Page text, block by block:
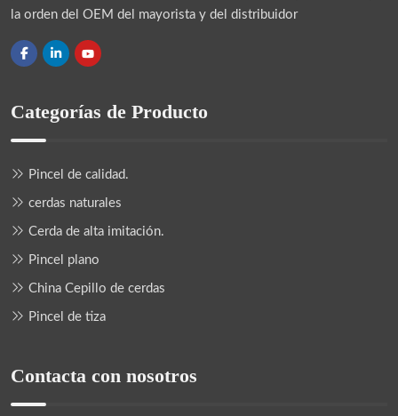
la orden del OEM del mayorista y del distribuidor
Categorías de Producto
Pincel de calidad.
cerdas naturales
Cerda de alta imitación.
Pincel plano
China Cepillo de cerdas
Pincel de tiza
Contacta con nosotros